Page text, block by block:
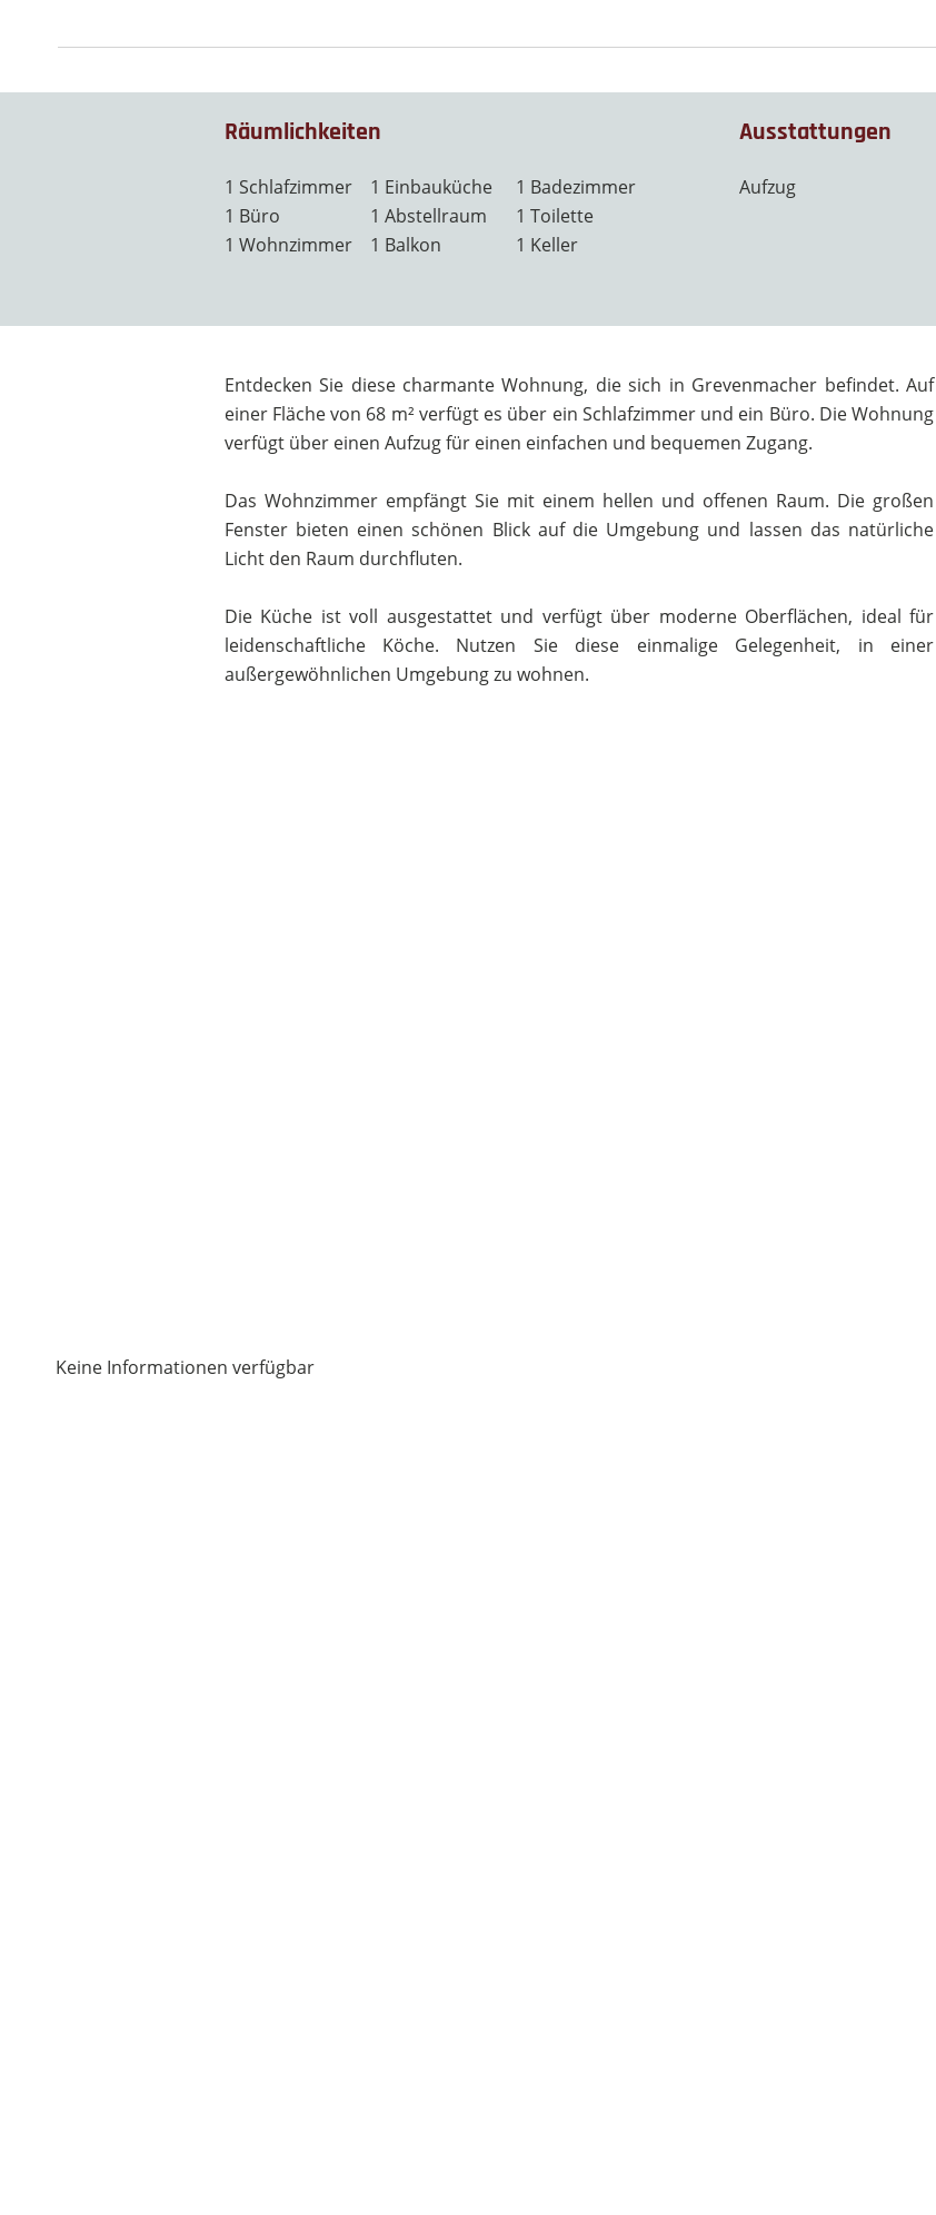
Räumlichkeiten
1 Schlafzimmer
1 Büro
1 Wohnzimmer
1 Einbauküche
1 Abstellraum
1 Balkon
1 Badezimmer
1 Toilette
1 Keller
Ausstattungen
Aufzug
Entdecken Sie diese charmante Wohnung, die sich in Grevenmacher befindet. Auf
einer Fläche von 68 m² verfügt es über ein Schlafzimmer und ein Büro. Die Wohnung
verfügt über einen Aufzug für einen einfachen und bequemen Zugang.
Das Wohnzimmer empfängt Sie mit einem hellen und offenen Raum. Die großen
Fenster bieten einen schönen Blick auf die Umgebung und lassen das natürliche
Licht den Raum durchfluten.
Die Küche ist voll ausgestattet und verfügt über moderne Oberflächen, ideal für
leidenschaftliche Köche. Nutzen Sie diese einmalige Gelegenheit, in einer
außergewöhnlichen Umgebung zu wohnen.
Keine Informationen verfügbar